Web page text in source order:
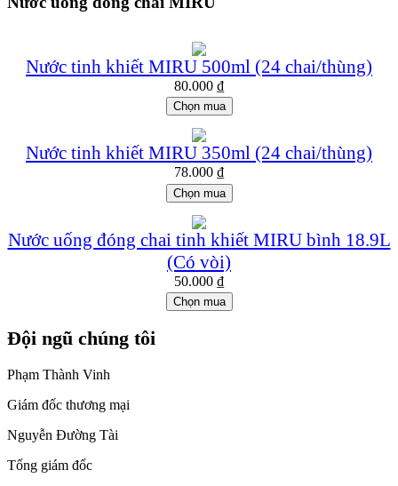
Nước tinh khiết MIRU 500ml (24 chai/thùng)
80.000 ₫
Chọn mua
Nước tinh khiết MIRU 350ml (24 chai/thùng)
78.000 ₫
Chọn mua
Nước uống đóng chai tinh khiết MIRU bình 18.9L
(Có vòi)
50.000 ₫
Chọn mua
Đội ngũ chúng tôi
Phạm Thành Vinh
Giám đốc thương mại
Nguyễn Đường Tài
Tổng giám đốc